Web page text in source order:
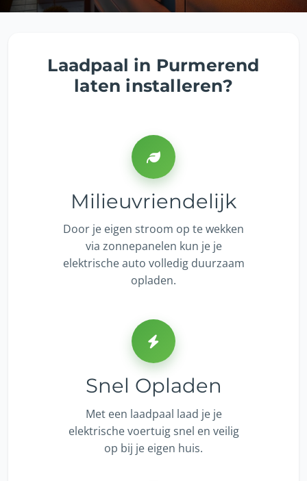
Laadpaal in Purmerend
laten installeren?
Milieuvriendelijk
Door je eigen stroom op te wekken
via zonnepanelen kun je je
elektrische auto volledig duurzaam
opladen.
Snel Opladen
Met een laadpaal laad je je
elektrische voertuig snel en veilig
op bij je eigen huis.